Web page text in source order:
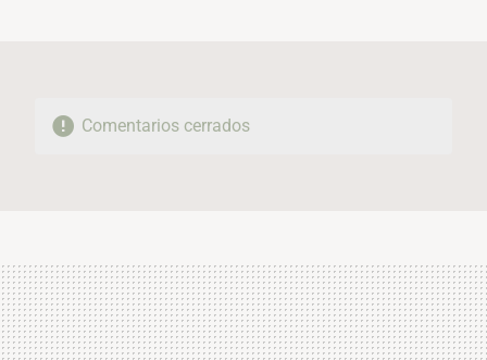
Comentarios cerrados